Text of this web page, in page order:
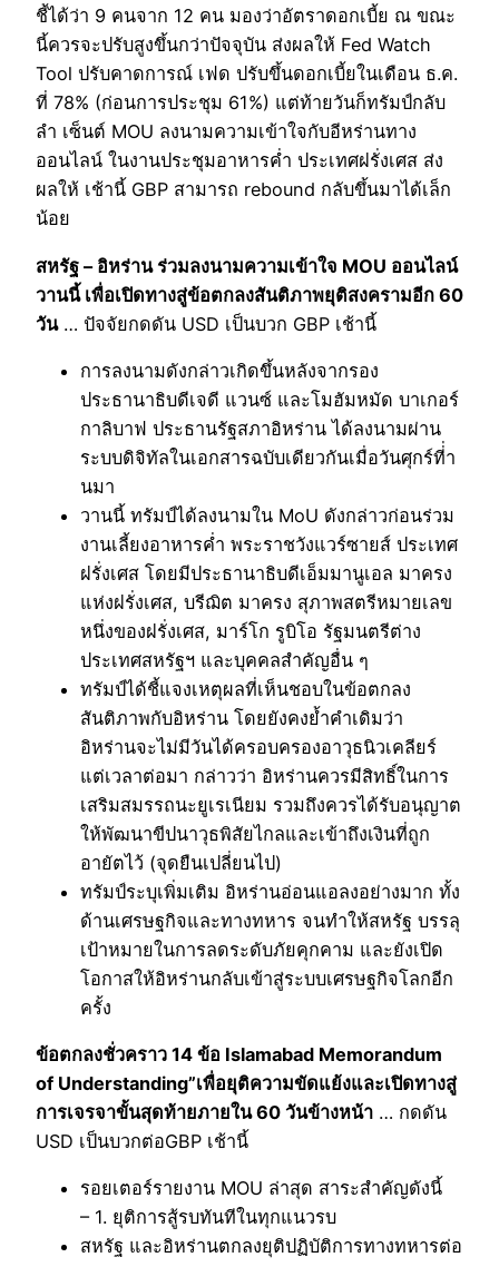
ชี้ได้ว่า 9 คนจาก 12 คน มองว่าอัตราดอกเบี้ย ณ ขณะ
นี้ควรจะปรับสูงขึ้นกว่าปัจจุบัน ส่งผลให้ Fed Watch
Tool ปรับคาดการณ์ เฟด ปรับขึ้นดอกเบี้ยในเดือน ธ.ค.
ที่ 78% (ก่อนการประชุม 61%) แต่ท้ายวันก็ทรัมป์กลับ
ลำ เซ็นต์ MOU ลงนามความเข้าใจกับอีหร่านทาง
ออนไลน์ ในงานประชุมอาหารค่ำ ประเทศฝรั่งเศส ส่ง
ผลให้ เช้านี้ GBP สามารถ rebound กลับขึ้นมาได้เล็ก
น้อย
สหรัฐ – อิหร่าน ร่วมลงนามความเข้าใจ MOU ออนไลน์
วานนี้ เพื่อเปิดทางสู่ข้อตกลงสันติภาพยุติสงครามอีก 60
วัน… ปัจจัยกดดัน USD เป็นบวก GBP เช้านี้
การลงนามดังกล่าวเกิดขึ้นหลังจากรอง
ประธานาธิบดีเจดี แวนซ์ และโมฮัมหมัด บาเกอร์
กาลิบาฟ ประธานรัฐสภาอิหร่าน ได้ลงนามผ่าน
ระบบดิจิทัลในเอกสารฉบับเดียวกันเมื่อวันศุกร์ที่่า
นมา
วานนี้ ทรัมป์ได้ลงนามใน MoU ดังกล่าวก่อนร่วม
งานเลี้ยงอาหารค่ำ พระราชวังแวร์ซายส์ ประเทศ
ฝรั่งเศส โดยมีประธานาธิบดีเอ็มมานูเอล มาครง
แห่งฝรั่งเศส, บรีฌิต มาครง สุภาพสตรีหมายเลข
หนึ่งของฝรั่งเศส, มาร์โก รูบิโอ รัฐมนตรีต่าง
ประเทศสหรัฐฯ และบุคคลสำคัญอื่น ๆ
ทรัมป์ได้ชี้แจงเหตุผลที่เห็นชอบในข้อตกลง
สันติภาพกับอิหร่าน โดยยังคงย้ำคำเดิมว่า
อิหร่านจะไม่มีวันได้ครอบครองอาวุธนิวเคลียร์
แต่เวลาต่อมา กล่าวว่า อิหร่านควรมีสิทธิ์ในการ
เสริมสมรรถนะยูเรเนียม รวมถึงควรได้รับอนุญาต
ให้พัฒนาขีปนาวุธพิสัยไกลและเข้าถึงเงินที่ถูก
อายัตไว้ (จุดยืนเปลี่ยนไป)
ทรัมป์ระบุเพิ่มเติม อิหร่านอ่อนแอลงอย่างมาก ทั้ง
ด้านเศรษฐกิจและทางทหาร จนทำให้สหรัฐ บรรลุ
เป้าหมายในการลดระดับภัยคุกคาม และยังเปิด
โอกาสให้อิหร่านกลับเข้าสู่ระบบเศรษฐกิจโลกอีก
ครั้ง
ข้อตกลงชั่วคราว 14 ข้อ Islamabad Memorandum
of Understanding”เพื่อยุติความขัดแย้งและเปิดทางสู่
การเจรจาขั้นสุดท้ายภายใน 60 วันข้างหน้า … กดดัน
USD เป็นบวกต่อGBP เช้านี้
รอยเตอร์รายงาน MOU ล่าสุด สาระสำคัญดังนี้
– 1. ยุติการสู้รบทันทีในทุกแนวรบ
สหรัฐ และอิหร่านตกลงยุติปฏิบัติการทางทหารต่อ